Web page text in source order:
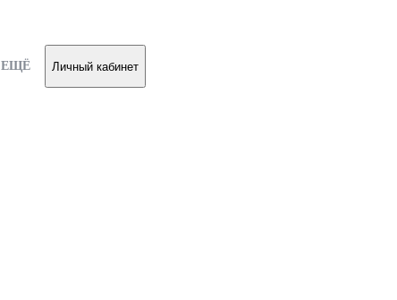
ЕЩЁ Личный кабинет